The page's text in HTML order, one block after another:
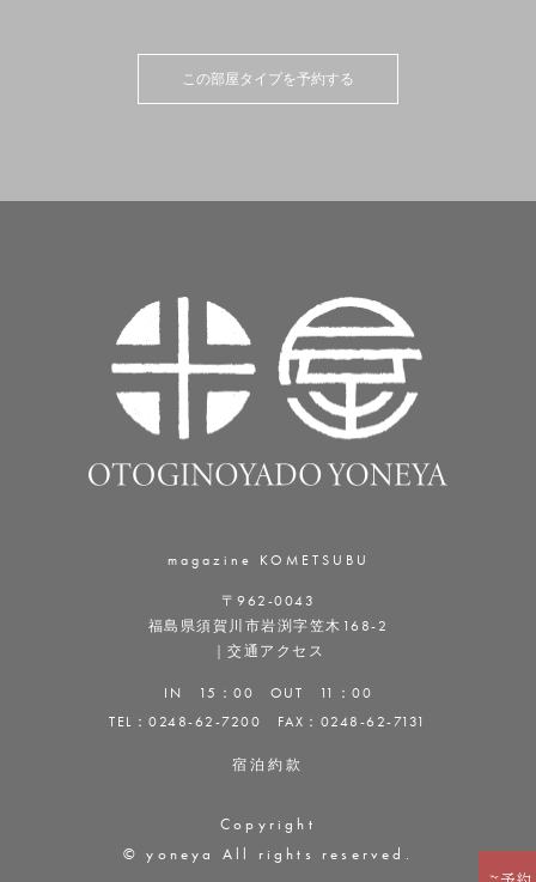
この部屋タイプを予約する
magazine KOMETSUBU
〒962-0043
福島県須賀川市岩渕字笠木168-2
｜交通アクセス
IN 15：00 OUT 11：00
TEL：0248-62-7200 FAX：0248-62-7131
宿泊約款
Copyright
© yoneya All rights reserved.